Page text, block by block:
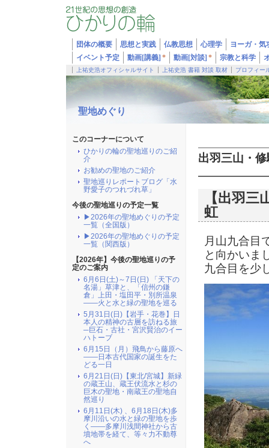
団体の概要 思想と実践 仏教思想 心理学
ヨーガ・気
イベント予定
動画[講義] * 動画[対談] * 宗教と科学
上祐史浩オフィシャルサイト 上祐史浩 書籍 対談 取材 プロフィー
聖地めぐり
出羽三山・
【出羽
虹
月山九合目
と向かいま
九合目を少
このコーナーについて
ひかりの輪の聖地巡りのご紹
介
お勧めの聖地のご紹介
聖地巡りレポートブログ「水
野愛子のつれづれ草」
今後の聖地巡りの予定一覧
▶2026年の聖地めぐりの予定
一覧（全国版）
▶2026年の聖地めぐりの予定
一覧（関西版）
【2026年】今後の聖地巡りの予
定のご案内
6月6日(土)～7日(日) 「天下の
名湯」草津と、「信州の鎌
倉」上田・塩田平・別所温泉
――火と水と緑の聖地を巡る
5月31日(日)【岩手・花巻】日
本人の精神の古層を訪ねる旅
─巨石・古社・宮沢賢治のイー
ハトーブ
6月15日（月）飛鳥から藤原へ
――日本古代国家の誕生をた
どる一日
6月21日(日)【東北/宮城】新緑
の蔵王山、蔵王伏流水と杉の
巨木の聖地・南蔵王の聖地自
然巡り
6月11日(木) 、6月18日(木)多
摩川沿いの水と緑の聖地を歩
く――多摩川浅間神社から古
墳地帯を経て、等々力不動尊
へ